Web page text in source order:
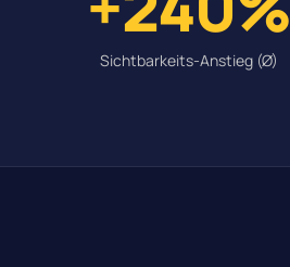
Sichtbarkeits-Anstieg (Ø)